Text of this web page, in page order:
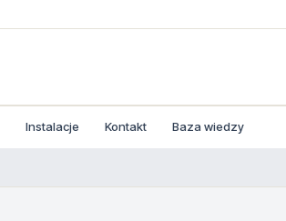
Instalacje Kontakt Baza wiedzy